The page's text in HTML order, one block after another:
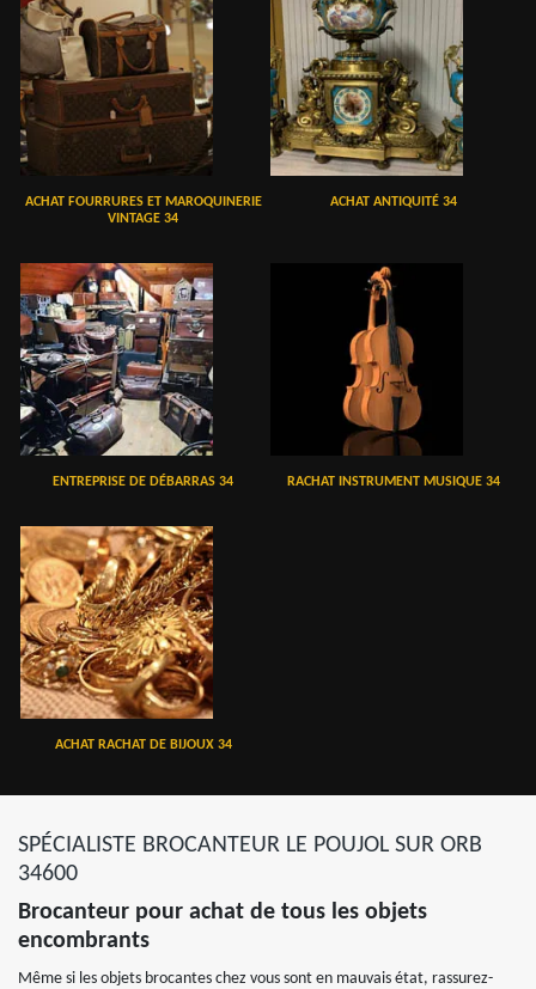
ACHAT FOURRURES ET MAROQUINERIE
VINTAGE 34
ACHAT ANTIQUITÉ 34
ENTREPRISE DE DÉBARRAS 34 RACHAT INSTRUMENT MUSIQUE 34
ACHAT RACHAT DE BIJOUX 34
SPÉCIALISTE BROCANTEUR LE POUJOL SUR ORB
34600
Brocanteur pour achat de tous les objets
encombrants
Même si les objets brocantes chez vous sont en mauvais état, rassurez-